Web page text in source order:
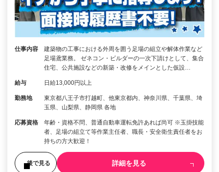
仕事内容
建築物の工事における外周を囲う足場の組立や解体作業など
足場鳶業務。 ゼネコン・ビルダーの一次下請けとして、集合
住宅、公共施設などの新築・改修をメインとした仮設…
給与 日給13,000円以上
勤務地
東京都八王子市打越町、他東京都内、神奈川県、千葉県、埼
玉県、山梨県、静岡県 各地
応募資格
年齢・資格不問、普通自動車運転免許あれば尚可 ※玉掛技能
者、足場の組立て等作業主任者、職長・安全衛生責任者をお
持ちの方大歓迎！
後で見る 詳細を見る